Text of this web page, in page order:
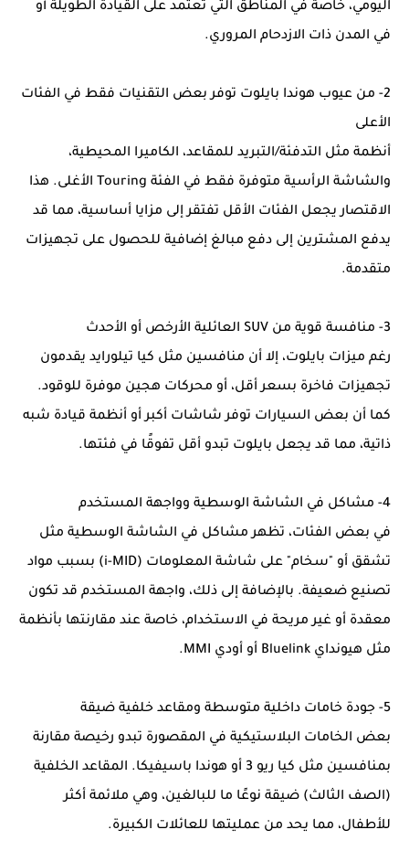
اليومي، خاصة في المناطق التي تعتمد على القيادة الطويلة أو
في المدن ذات الازدحام المروري.
2- من عيوب هوندا بايلوت توفر بعض التقنيات فقط في الفئات
الأعلى
أنظمة مثل التدفئة/التبريد للمقاعد، الكاميرا المحيطية،
والشاشة الرأسية متوفرة فقط في الفئة Touring الأغلى. هذا
الاقتصار يجعل الفئات الأقل تفتقر إلى مزايا أساسية، مما قد
يدفع المشترين إلى دفع مبالغ إضافية للحصول على تجهيزات
متقدمة.
3- منافسة قوية من SUV العائلية الأرخص أو الأحدث
رغم ميزات بايلوت، إلا أن منافسين مثل كيا تيلورايد يقدمون
تجهيزات فاخرة بسعر أقل، أو محركات هجين موفرة للوقود.
كما أن بعض السيارات توفر شاشات أكبر أو أنظمة قيادة شبه
ذاتية، مما قد يجعل بايلوت تبدو أقل تفوقًا في فئتها.
4- مشاكل في الشاشة الوسطية وواجهة المستخدم
في بعض الفئات، تظهر مشاكل في الشاشة الوسطية مثل
تشقق أو "سخام" على شاشة المعلومات (i-MID) بسبب مواد
تصنيع ضعيفة. بالإضافة إلى ذلك، واجهة المستخدم قد تكون
معقدة أو غير مريحة في الاستخدام، خاصة عند مقارنتها بأنظمة
مثل هيونداي Bluelink أو أودي MMI.
5- جودة خامات داخلية متوسطة ومقاعد خلفية ضيقة
بعض الخامات البلاستيكية في المقصورة تبدو رخيصة مقارنة
بمنافسين مثل كيا ريو 3 أو هوندا باسيفيكا. المقاعد الخلفية
(الصف الثالث) ضيقة نوعًا ما للبالغين، وهي ملائمة أكثر
للأطفال، مما يحد من عمليتها للعائلات الكبيرة.